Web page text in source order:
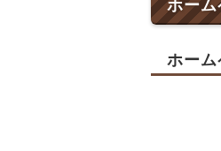
ホー
ホーム